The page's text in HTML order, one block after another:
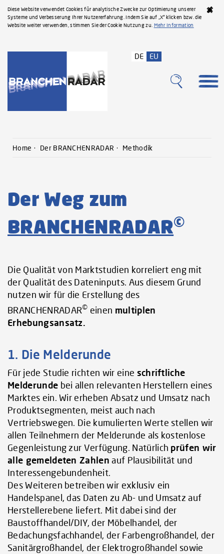
Diese Website verwendet Cookies für analytische Zwecke zur Optimierung unserer
Systeme und Verbesserung Ihrer Nutzererfahrung. Indem Sie auf „X“ klicken bzw. die
Website weiter verwenden, stimmen Sie der Cookie Nutzung zu. Mehr Information
DE EU
Home Der BRANCHENRADAR Methodik
Der Weg zum
BRANCHENRADAR©
Die Qualität von Marktstudien korreliert eng mit
der Qualität des Dateninputs. Aus diesem Grund
nutzen wir für die Erstellung des
BRANCHENRADAR© einen multiplen
Erhebungsansatz.
1. Die Melderunde
Für jede Studie richten wir eine schriftliche
Melderunde bei allen relevanten Herstellern eines
Marktes ein. Wir erheben Absatz und Umsatz nach
Produktsegmenten, meist auch nach
Vertriebswegen. Die kumulierten Werte stellen wir
allen Teilnehmern der Melderunde als kostenlose
Gegenleistung zur Verfügung. Natürlich prüfen wir
alle gemeldeten Zahlen auf Plausibilität und
Interessengebundenheit.
Des Weiteren betreiben wir exklusiv ein
Handelspanel, das Daten zu Ab- und Umsatz auf
Herstellerebene liefert. Mit dabei sind der
Baustoffhandel/DIY, der Möbelhandel, der
Bedachungsfachhandel, der Farbengroßhandel, der
Sanitärgroßhandel, der Elektrogroßhandel sowie